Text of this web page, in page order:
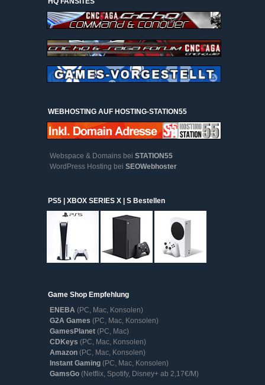
WEBHOSTING AUF HOSTING-STATION55
Webspace & Domains bei STATION55
WordPress Hosting bei SEOWebhoster
PS5 | XBOX SERIES X | S Bestellen
Game Shop Empfehlung
ENEBA (PC, Mac, Konsolen)
G2A Games (PC, Mac, Konsolen)
GamesPlanet (PC, Mac)
CDKeys (PC, Mac, Konsolen)
Amazon (PC, Mac, Konsolen)
Instant Gaming (PC, Mac, Konsolen)
GamsGo (Netflix, Spotify, Disney+ ab 2,17€/M)